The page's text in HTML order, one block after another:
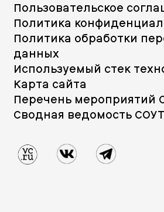
Пользовательское
Политика
Политика обработки
данных
Используемый стек
Карта сайта
Перечень мероприятий
Сводная ведомость СОУТ